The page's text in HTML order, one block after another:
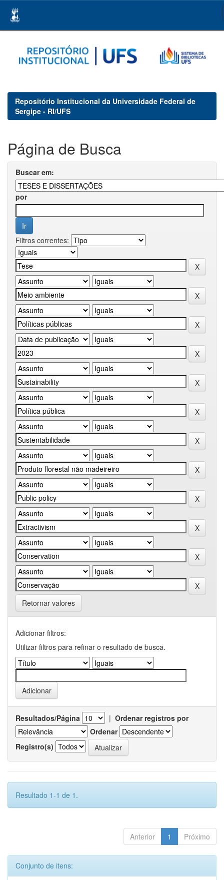
navigation
Repositório Institucional da Universidade Federal de
Sergipe - RI/UFS
Página de Busca
Buscar em:
por
Filtros correntes:
Retornar valores
Adicionar filtros:
Utilizar filtros para refinar o resultado de busca.
Resultados/Página | Ordenar registros por
Ordenar
Registro(s)
Resultado 1-1 de 1.
Anterior 1 Próximo
Conjunto de itens: